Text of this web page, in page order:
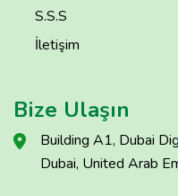
S.S.S
İletişim
Bize Ulaşın
Building A1, Dubai
Dubai, United Arab